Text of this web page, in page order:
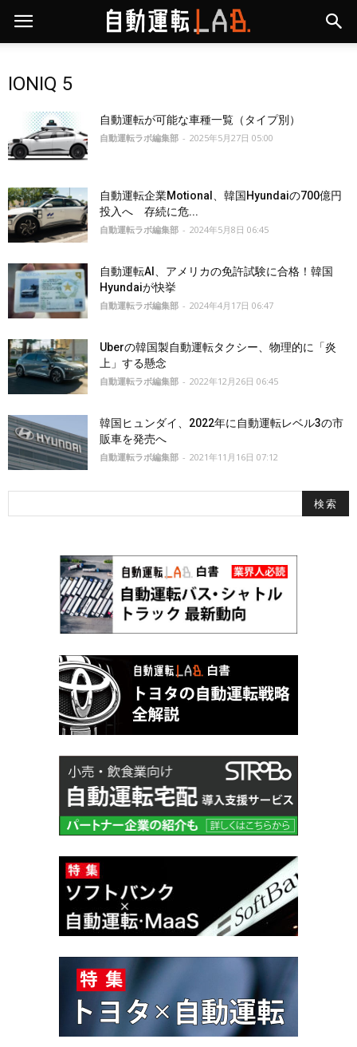
IONIQ 5
自動運転が可能な車種一覧（タイプ別）
自動運転ラボ編集部 - 2025年5月27日 05:00
自動運転企業Motional、韓国Hyundaiの700億円
投入へ 存続に危...
自動運転ラボ編集部 - 2024年5月8日 06:45
自動運転AI、アメリカの免許試験に合格！韓国
Hyundaiが快挙
自動運転ラボ編集部 - 2024年4月17日 06:47
Uberの韓国製自動運転タクシー、物理的に「炎
上」する懸念
自動運転ラボ編集部 - 2022年12月26日 06:45
韓国ヒュンダイ、2022年に自動運転レベル3の市
販車を発売へ
自動運転ラボ編集部 - 2021年11月16日 07:12